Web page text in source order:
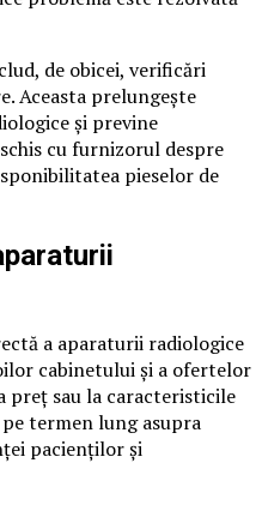
de obicei, verificări
Aceasta prelungește
și previne
cu furnizorul despre
pieselor de
a aparaturii radiologice
cabinetului și a ofertelor
preț sau la caracteristicile
termen lung asupra
pacienților și